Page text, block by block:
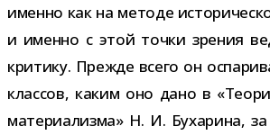
именно как на методе
и именно с этой точки зре­ния
кри­тику. Прежде всего он
клас­сов, каким оно дано в
мате­ри­а­лизма» Н. И. Бухарина,